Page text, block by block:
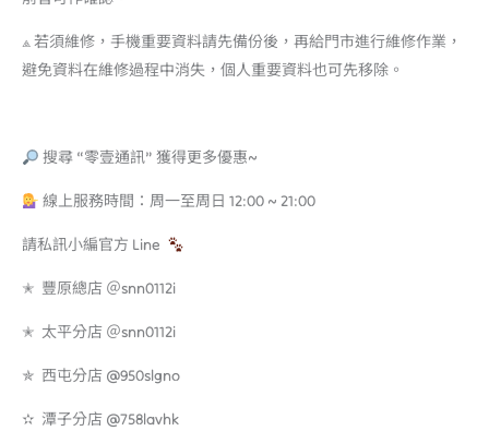
⟁ 若須維修，手機重要資料請先備份後，再給門市進行維修作業，
避免資料在維修過程中消失，個人重要資料也可先移除。
搜尋 “零壹通訊” 獲得更多優惠~
線上服務時間：周一至周日 12:00 ~ 21:00
請私訊小編官方 Line
✭ 豐原總店 ＠snn0112i
✭ 太平分店 ＠snn0112i
✯ 西屯分店 @950slgno
✫ 潭子分店 @758lavhk